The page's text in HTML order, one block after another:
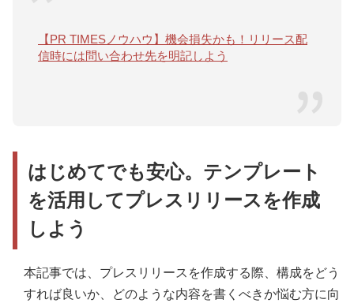
【PR TIMESノウハウ】機会損失かも！リリース配
信時には問い合わせ先を明記しよう
はじめてでも安心。テンプレート
を活用してプレスリリースを作成
しよう
本記事では、プレスリリースを作成する際、構成をどう
すれば良いか、どのような内容を書くべきか悩む方に向